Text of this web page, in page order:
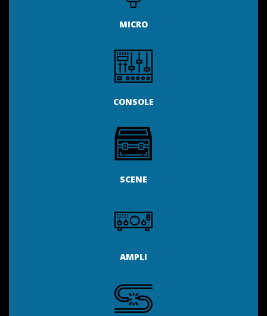
MICRO
CONSOLE
SCENE
AMPLI